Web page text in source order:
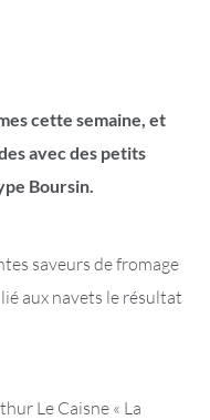
cette semaine, et
avec des petits
Boursin.
saveurs de fromage
aux navets le résultat
Le Caisne « La